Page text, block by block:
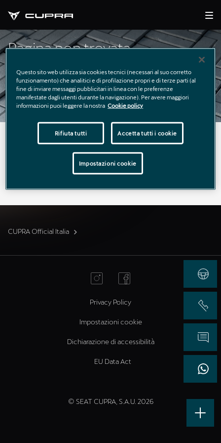
Pagina non trovata
La pagina richiesta non è stata trovata.
Puoi continuare a esplorare il sito usando il menù di
navigazione qui sopra.
CUPRA Official Italia
Privacy Policy
Impostazioni cookie
Dichiarazione di accessibilità
EU Data Act
© SEAT CUPRA, S.A.U. 2026
Questo sito web utilizza sia cookies tecnici (necessari al suo corretto
funzionamento) che analitici e di profilazione propri e di terze parti (al
fine di inviare messaggi pubblicitari in linea con le preferenze
manifestate dagli utenti durante la navigazione). Per avere maggiori
informazioni puoi leggere la nostra Cookie policy
Rifiuta tutti Accetta tutti i cookie
Impostazioni cookie